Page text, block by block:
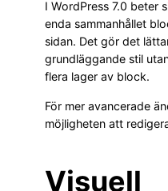
I WordPress 7.0 beter
enda sammanhållet
sidan. Det gör det
grundläggande stil
flera lager av block.
För mer avancerade
möjligheten att
Visuell